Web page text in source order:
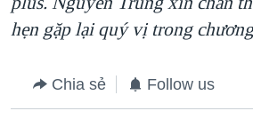
hẹn gặp lại quý vị trong
Chia sẻ Follow us